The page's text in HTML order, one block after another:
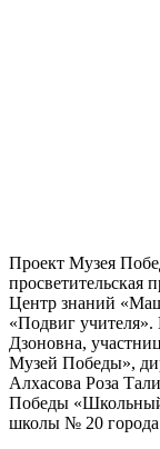
Проект Музея
Центр знаний
«Подвиг
Дзоновна,
Музей Победы»,
Алхасова Роза
Победы
школы № 20 города